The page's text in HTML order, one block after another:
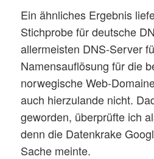
Ein ähnliches Ergebnis
Stichprobe für deutsche
allermeisten DNS-Server
Namensauflösung für die
norwegische Web-
auch hierzulande nicht.
geworden, überprüfte ich
denn die Datenkrake
Sache meinte.